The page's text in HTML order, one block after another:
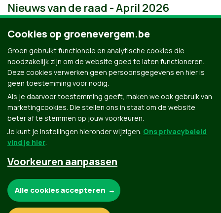
Nieuws van de raad - April 2026
Groen.be
Contact Privacybeleid
Cookies op groenevergem.be
Groen gebruikt functionele en analytische cookies die
noodzakelijk zijn om de website goed te laten functioneren.
Deze cookies verwerken geen persoonsgegevens en hier is
geen toestemming voor nodig.
Als je daarvoor toestemming geeft, maken we ook gebruik van
marketingcookies. Die stellen ons in staat om de website
beter af te stemmen op jouw voorkeuren.
Je kunt je instellingen hieronder wijzigen. Ons privacybeleid
vind je hier.
Voorkeuren aanpassen
Alle cookies accepteren